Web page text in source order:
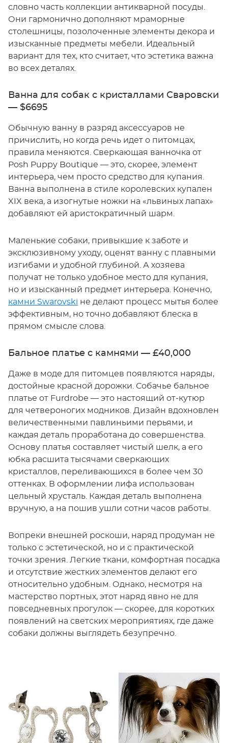
словно часть коллекции антикварной посуды.
Они гармонично дополняют мраморные
столешницы, позолоченные элементы декора и
изысканные предметы мебели. Идеальный
вариант для тех, кто считает, что эстетика важна
во всех деталях.
Ванна для собак с кристаллами Сваровски
— $6695
Обычную ванну в разряд аксессуаров не
причислить, но когда речь идет о питомцах,
правила меняются. Сверкающая ванночка от
Posh Puppy Boutique — это, скорее, элемент
интерьера, чем просто средство для купания.
Ванна выполнена в стиле королевских купален
XIX века, а изогнутые ножки на «львиных лапах»
добавляют ей аристократичный шарм.
Маленькие собаки, привыкшие к заботе и
эксклюзивному уходу, оценят ванну с плавными
изгибами и удобной глубиной. А хозяева
получат не только удобное место для купания,
но и изысканный предмет интерьера. Конечно,
камни Swarovski не делают процесс мытья более
эффективным, но точно добавляют блеска в
прямом смысле слова.
Бальное платье с камнями — £40,000
Даже в моде для питомцев появляются наряды,
достойные красной дорожки. Собачье бальное
платье от Furdrobe — это настоящий от-кутюр
для четвероногих модников. Дизайн вдохновлен
величественными павлиньими перьями, и
каждая деталь проработана до совершенства.
Основу платья составляет чистый шелк, а его
юбка расшита тысячами сверкающих
кристаллов, переливающихся в более чем 30
оттенках. В оформлении лифа использован
цельный хрусталь. Каждая деталь выполнена
вручную, а на пошив ушли сотни часов работы.
Вопреки внешней роскоши, наряд продуман не
только с эстетической, но и с практической
точки зрения. Легкие ткани, комфортная посадка
и отсутствие жестких элементов делают его
относительно удобным. Однако, несмотря на
мастерство портных, этот наряд явно не для
повседневных прогулок — скорее, для коротких
появлений на светских мероприятиях, где даже
собаки должны выглядеть безупречно.